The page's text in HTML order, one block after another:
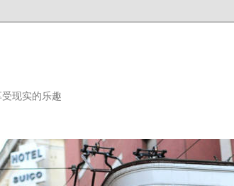
现实的乐趣